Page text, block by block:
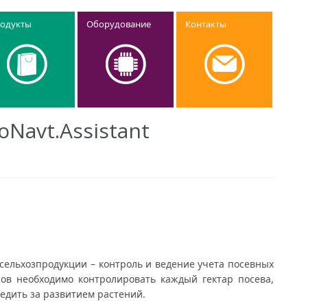
Оборудование Контакты
– контроль и ведение учета посевных
необходимо контролировать каждый гектар посева,
за развитием растений.